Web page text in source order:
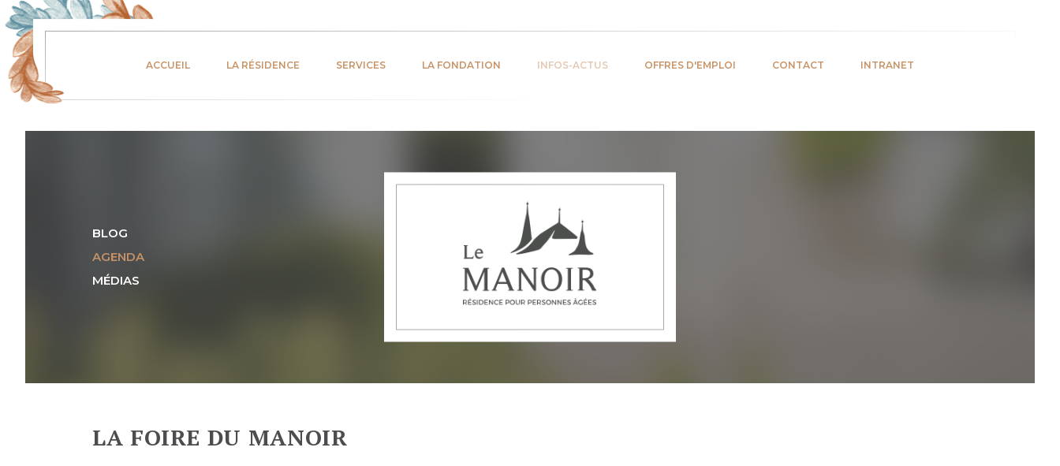
ACCUEIL LA RÉSIDENCE SERVICES LA FONDATION INFOS-ACTUS OFFRES D'EMPLOI CONTACT INTRANET
BLOG
AGENDA
MÉDIAS
LA FOIRE DU MANOIR